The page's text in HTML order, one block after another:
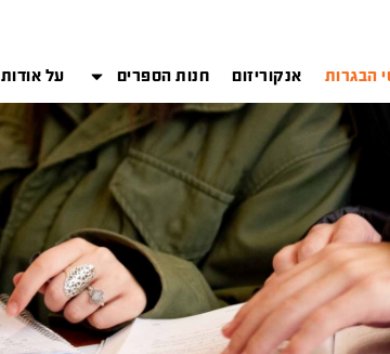
הבגרות אנקוריזום חנות הספרים על אודות